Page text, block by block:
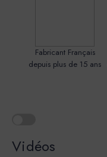
Fabricant Français
depuis plus de 15 ans
Vidéos